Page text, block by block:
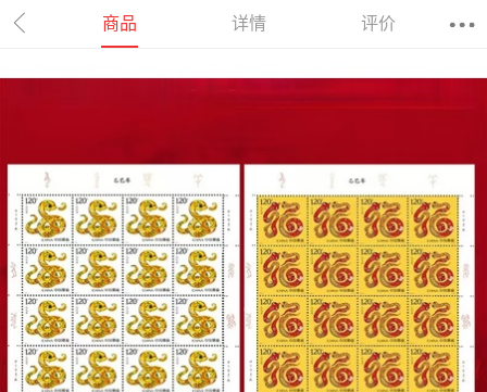
商品 详情 评价